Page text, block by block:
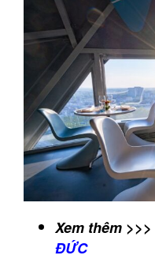
Xem thêm >>>
ĐỨC